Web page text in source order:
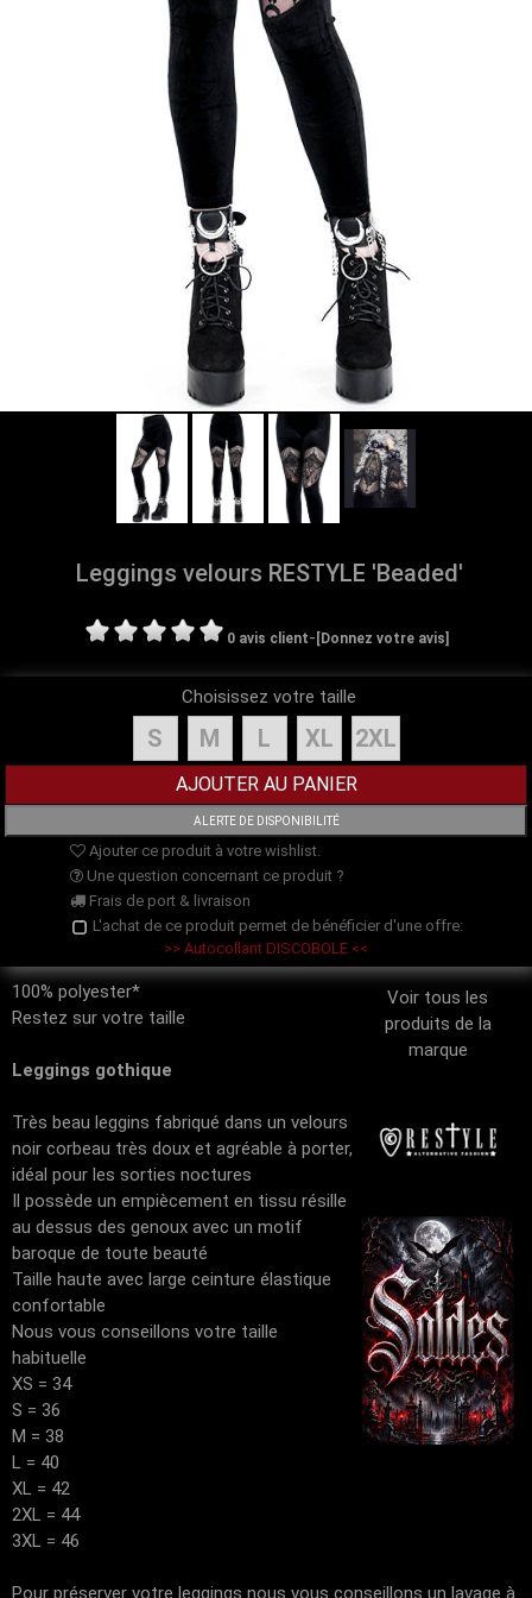
Leggings velours RESTYLE 'Beaded'
0 avis client- [Donnez votre avis]
Choisissez votre taille
S M L XL 2XL
Ajouter ce produit à votre wishlist.
Une question concernant ce produit ?
Frais de port & livraison
L'achat de ce produit permet de bénéficier d'une offre:
>> Autocollant DISCOBOLE <<
Voir tous les
produits de la
marque
100% polyester*
Restez sur votre taille
Leggings gothique
Très beau leggins fabriqué dans un velours
noir corbeau très doux et agréable à porter,
idéal pour les sorties noctures
Il possède un empiècement en tissu résille
au dessus des genoux avec un motif
baroque de toute beauté
Taille haute avec large ceinture élastique
confortable
Nous vous conseillons votre taille
habituelle
XS = 34
S = 36
M = 38
L = 40
XL = 42
2XL = 44
3XL = 46
Pour préserver votre leggings nous vous conseillons un lavage à